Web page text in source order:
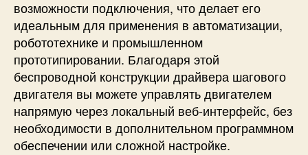
0
возможности подключения, что делает его
идеальным для применения в автоматизации,
робототехнике и промышленном
прототипировании. Благодаря этой
беспроводной конструкции драйвера шагового
двигателя вы можете управлять двигателем
напрямую через локальный веб-интерфейс, без
необходимости в дополнительном программном
обеспечении или сложной настройке.